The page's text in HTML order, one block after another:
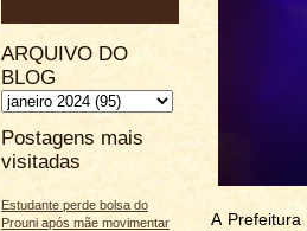
ARQUIVO DO
BLOG
Postagens mais
visitadas
Estudante perde bolsa do
Prouni após mãe movimentar
A